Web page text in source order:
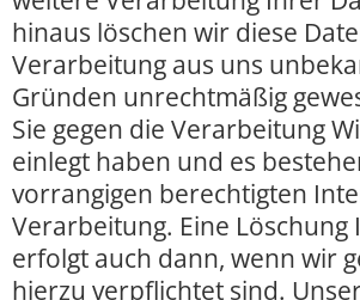
hinaus löschen wir diese
Verarbeitung aus uns
Gründen unrechtmäßig
Sie gegen die Verarbeitung
einlegt haben und es
vorrangigen berechtigten
Verarbeitung. Eine Löschung
erfolgt auch dann, wenn wir
hierzu verpflichtet sind.